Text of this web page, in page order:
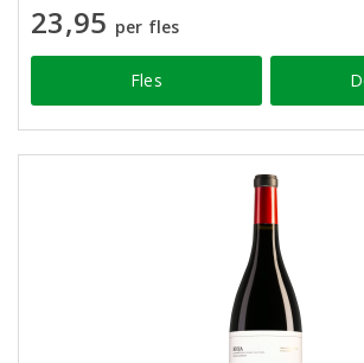
23,95 per fles
Fles